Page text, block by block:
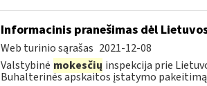
Informacinis pranešimas dėl
Web turinio sąrašas 2021-12-08
Valstybinė mokesčių inspekcija prie
Buhalterinės apskaitos įstatymo